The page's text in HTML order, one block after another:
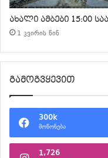
ახალი ამბები 15:00
1 კვირის წინ
გამოგვყევით
300k
მოწონება
1,726